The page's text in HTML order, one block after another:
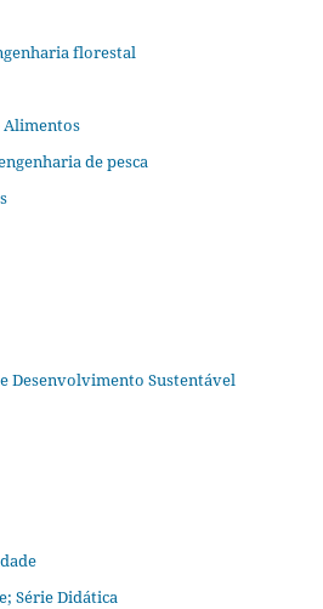
florestal
Alimentos
de pesca
Desenvolvimento Sustentável
Série Didática